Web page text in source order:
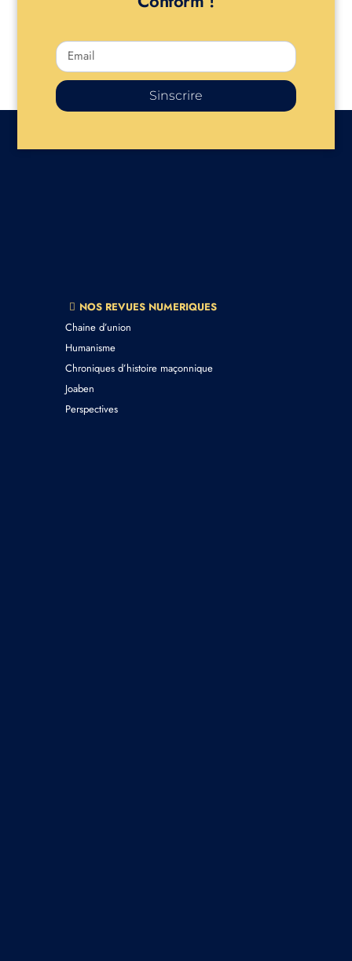
Sinscrire
NOS REVUES NUMERIQUES
Chaine d’union
Humanisme
Chroniques d’histoire maçonnique
Joaben
Perspectives